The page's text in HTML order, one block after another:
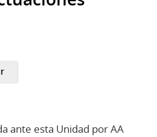
ante esta Unidad por AA